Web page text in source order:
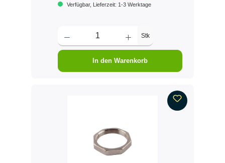
Verfügbar, Lieferzeit: 1-3 Werktage
Stk
In den Warenkorb